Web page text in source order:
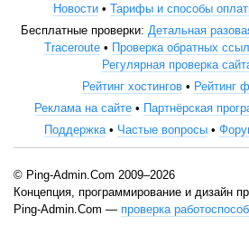
Новости • Тарифы и способы
Бесплатные проверки: Детальная
Traceroute • Проверка обратных
Регулярная проверка
Рейтинг хостингов • Рейтинг
Реклама на сайте• Партнёрская
Поддержка• Частые вопросы•
© Ping-Admin.Com 2009–2026
Концепция, программирование и дизайн
Ping-Admin.Com — проверка